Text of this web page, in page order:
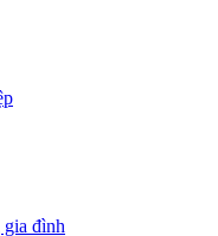
gia đình